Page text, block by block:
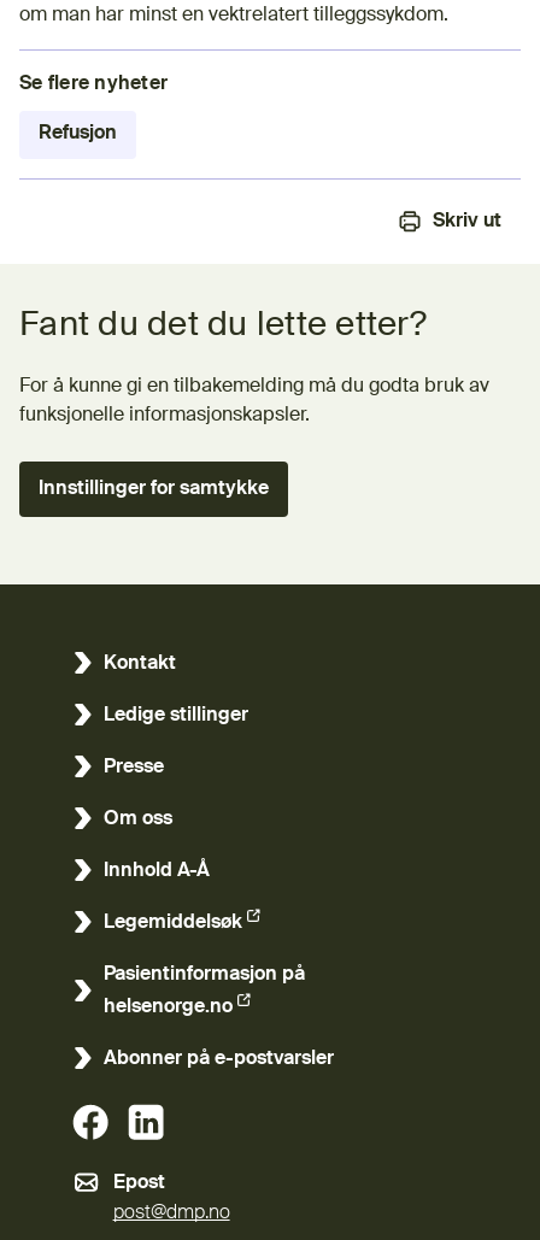
om man har minst en vektrelatert tilleggssykdom.
Se flere nyheter
Refusjon
Skriv ut
Fant du det du lette etter?
For å kunne gi en tilbakemelding må du godta bruk av
funksjonelle informasjonskapsler.
Innstillinger for samtykke
Kontakt
Ledige stillinger
Presse
Om oss
Innhold A-Å
Legemiddelsøk
(Ekstern lenke)
Pasientinformasjon på
helsenorge.no
(Ekstern lenke)
Abonner på e-postvarsler
(Ekstern lenke)
Epost
post@dmp.no